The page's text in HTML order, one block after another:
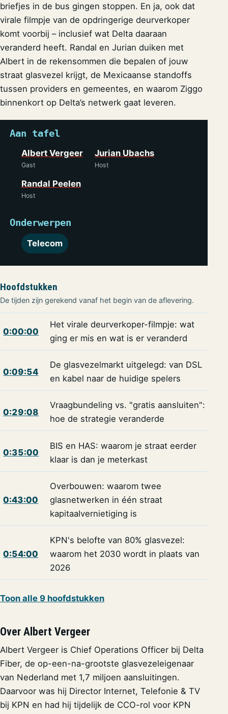
briefjes in de bus gingen stoppen. En ja, ook dat
virale filmpje van de opdringerige deurverkoper
komt voorbij – inclusief wat Delta daaraan
veranderd heeft. Randal en Jurian duiken met
Albert in de rekensommen die bepalen of jouw
straat glasvezel krijgt, de Mexicaanse standoffs
tussen providers en gemeentes, en waarom Ziggo
binnenkort op Delta’s netwerk gaat leveren.
Aan tafel
Albert Vergeer
Gast
Jurian Ubachs
Host
Randal Peelen
Host
Onderwerpen
Telecom
Hoofdstukken
De tijden zijn gerekend vanaf het begin van de aflevering.
0:00:00
Het virale deurverkoper-filmpje: wat
ging er mis en wat is er veranderd
0:09:54
De glasvezelmarkt uitgelegd: van DSL
en kabel naar de huidige spelers
0:29:08
Vraagbundeling vs. "gratis aansluiten":
hoe de strategie veranderde
0:35:00
BIS en HAS: waarom je straat eerder
klaar is dan je meterkast
0:43:00
Overbouwen: waarom twee
glasnetwerken in één straat
kapitaalvernietiging is
0:54:00
KPN's belofte van 80% glasvezel:
waarom het 2030 wordt in plaats van
2026
Toon alle 9 hoofdstukken
Over Albert Vergeer
Albert Vergeer is Chief Operations Officer bij Delta
Fiber, de op-een-na-grootste glasvezeleigenaar
van Nederland met 1,7 miljoen aansluitingen.
Daarvoor was hij Director Internet, Telefonie & TV
bij KPN en had hij tijdelijk de CCO-rol voor KPN